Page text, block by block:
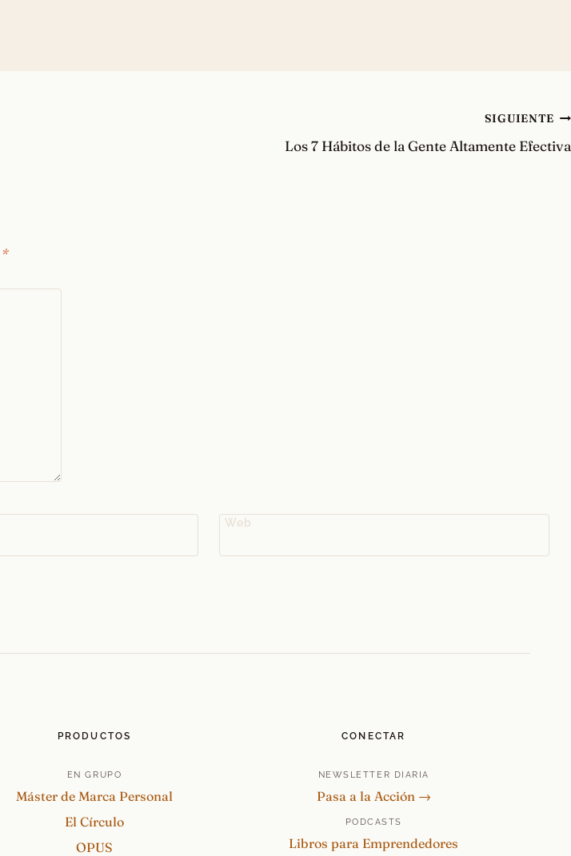
SIGUIENTE
Los 7 Hábitos de la Gente Altamente Efectiva
*
Web
PRODUCTOS
EN GRUPO
Máster de Marca Personal
El Círculo
OPUS
CONECTAR
NEWSLETTER DIARIA
Pasa a la Acción →
PODCASTS
Libros para Emprendedores